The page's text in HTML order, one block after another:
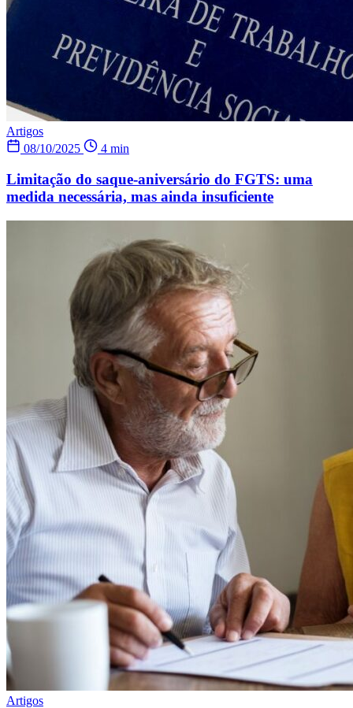
Artigos
08/10/2025
4 min
Limitação do saque-aniversário do FGTS: uma
medida necessária, mas ainda insuficiente
Artigos